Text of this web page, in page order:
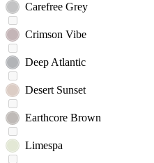
Carefree Grey
Crimson Vibe
Deep Atlantic
Desert Sunset
Earthcore Brown
Limespa